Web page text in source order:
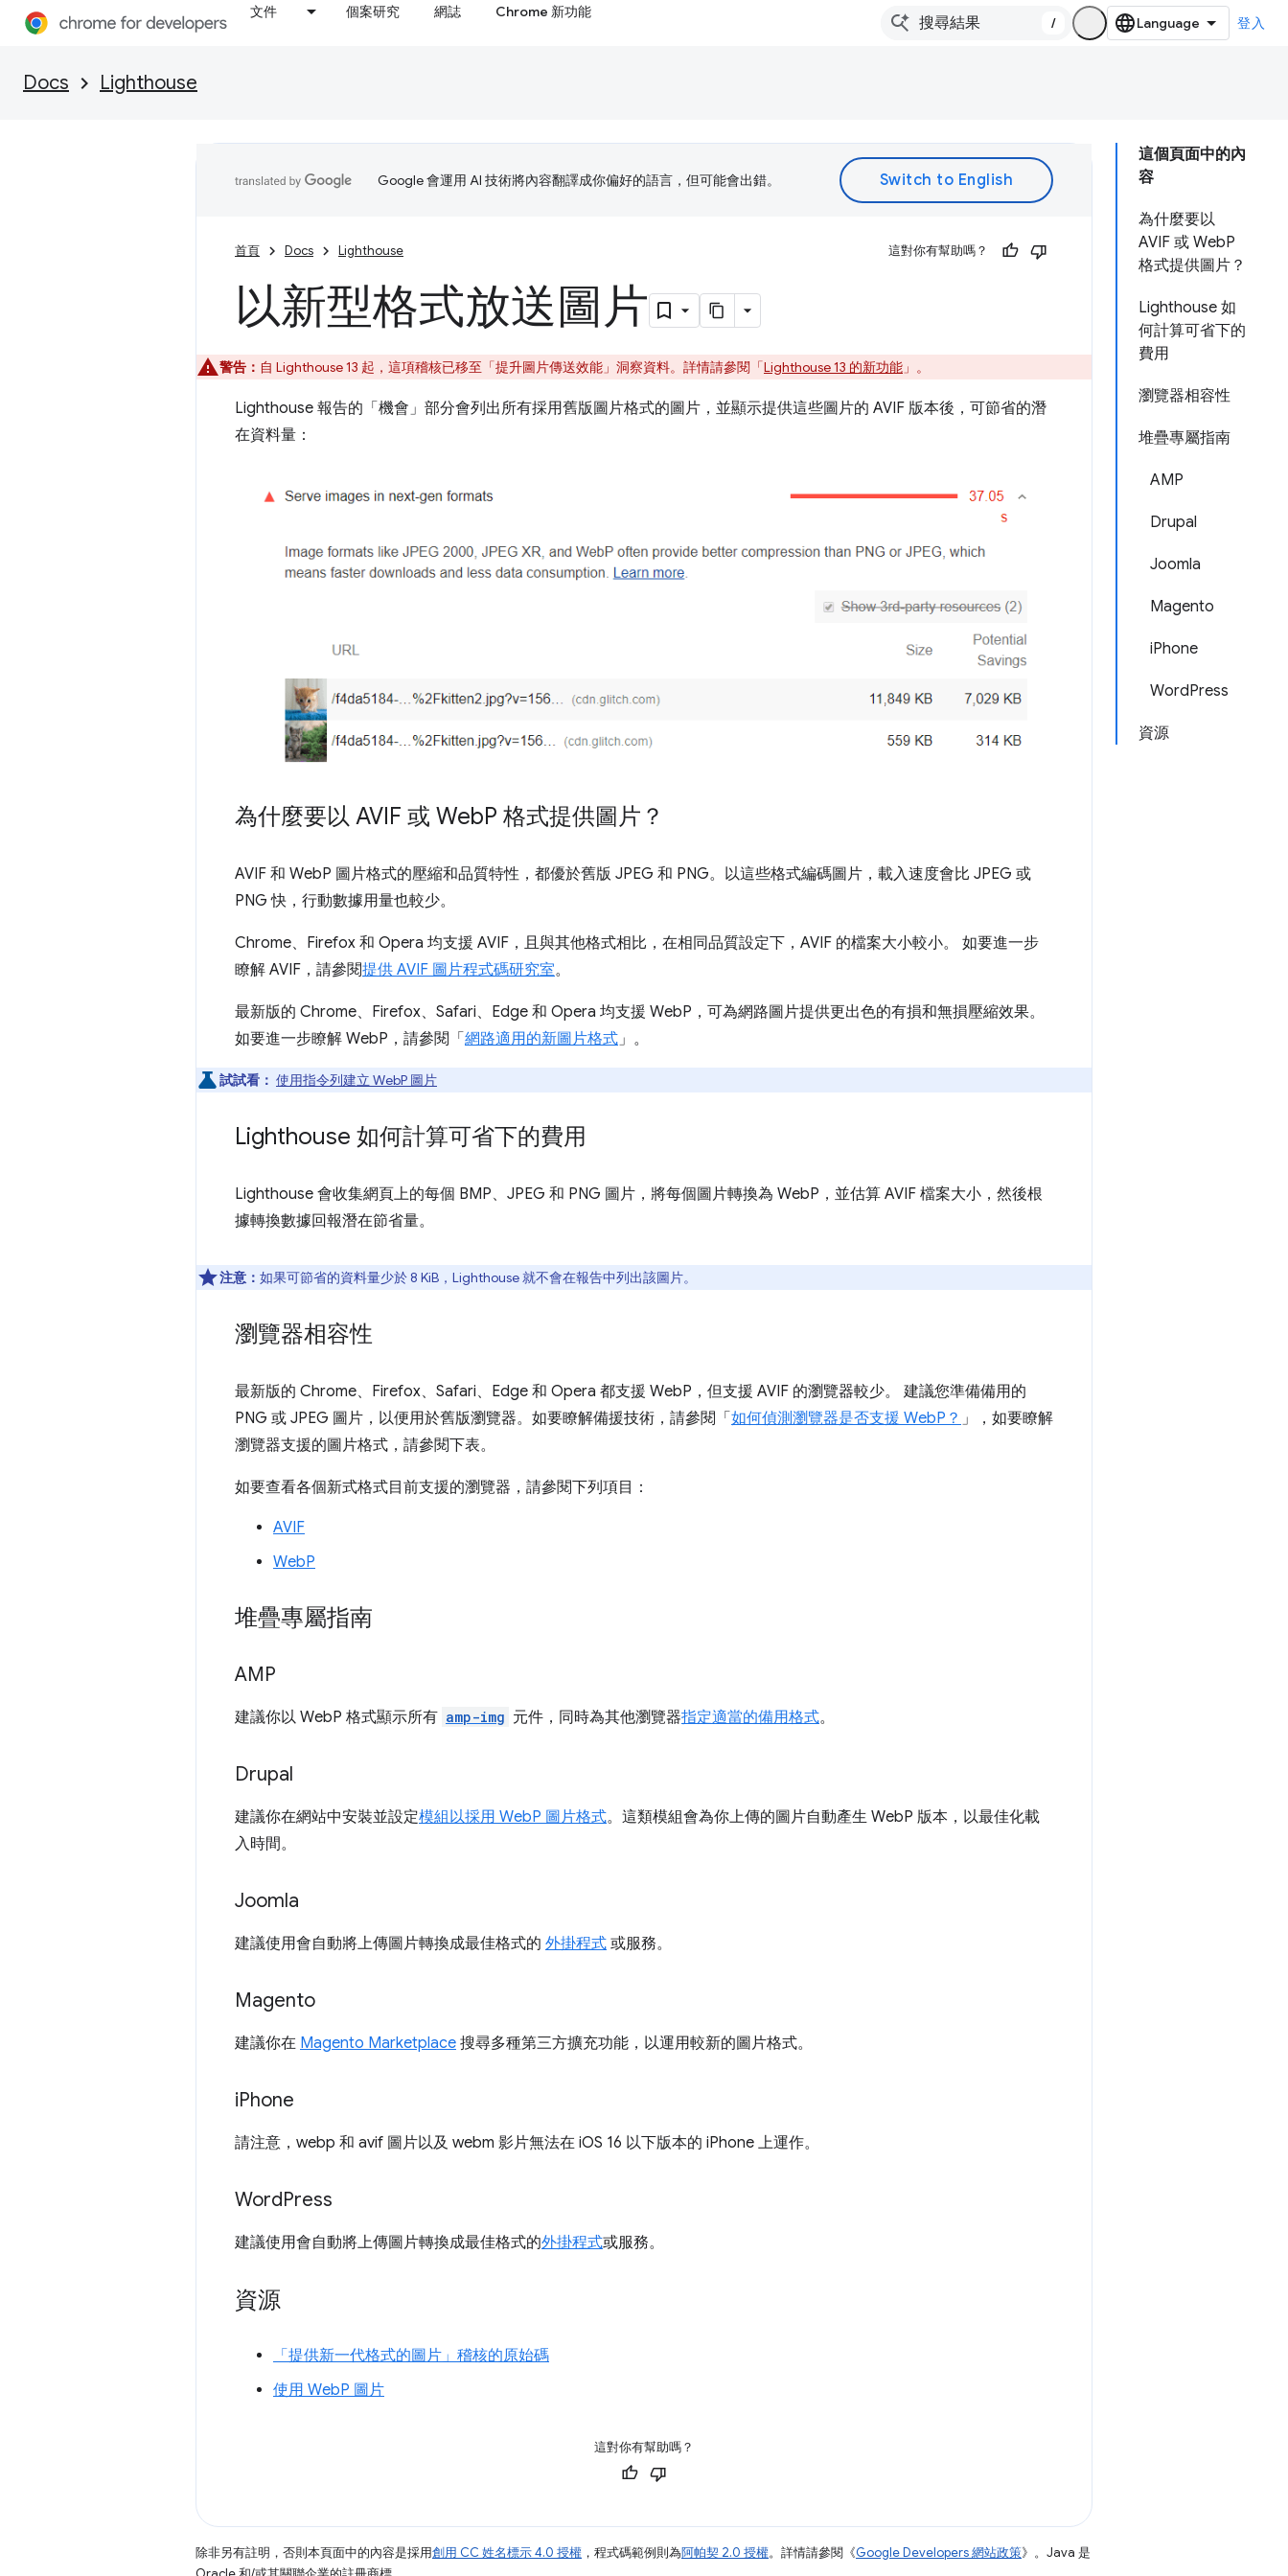
文件 個案研究 網誌 Chrome 新功能
/ 登入
Docs Lighthouse
這個頁面中的內
容
為什麼要以
AVIF 或 WebP
格式提供圖片？
Lighthouse 如
何計算可省下的
費用
瀏覽器相容性
堆疊專屬指南
AMP
Drupal
Joomla
Magento
iPhone
WordPress
資源
Google 會運用 AI 技術將內容翻譯成你偏好的語言，但可能會出錯。
首頁 Docs Lighthouse 這對你有幫助嗎？
以新型格式放送圖片
警告： 自 Lighthouse 13 起，這項稽核已移至「提升圖片傳送效能」 洞察資料。詳情請參閱「Lighthouse 13 的新功能 」。
Lighthouse 報告的「機會」部分會列出所有採用舊版圖片格式的圖片，並顯示提供這些圖片的 AVIF 版本後，可節省的潛
在資料量：
為什麼要以 AVIF 或 WebP 格式提供圖片？
AVIF 和 WebP 圖片格式的壓縮和品質特性，都優於舊版 JPEG 和 PNG。以這些格式編碼圖片，載入速度會比 JPEG 或
PNG 快，行動數據用量也較少。
Chrome、Firefox 和 Opera 均支援 AVIF，且與其他格式相比，在相同品質設定下，AVIF 的檔案大小較小。 如要進一步
瞭解 AVIF，請參閱提供 AVIF 圖片程式碼研究室。
最新版的 Chrome、Firefox、Safari、Edge 和 Opera 均支援 WebP，可為網路圖片提供更出色的有損和無損壓縮效果。
如要進一步瞭解 WebP，請參閱「 網路適用的新圖片格式」。
試試看： 使用指令列建立 WebP 圖片
Lighthouse 如何計算可省下的費用
Lighthouse 會收集網頁上的每個 BMP、JPEG 和 PNG 圖片，將每個圖片轉換為 WebP，並估算 AVIF 檔案大小，然後根
據轉換數據回報潛在節省量。
注意： 如果可節省的資料量少於 8 KiB，Lighthouse 就不會在報告中列出該圖片。
瀏覽器相容性
最新版的 Chrome、Firefox、Safari、Edge 和 Opera 都支援 WebP，但支援 AVIF 的瀏覽器較少。 建議您準備備用的
PNG 或 JPEG 圖片，以便用於舊版瀏覽器。如要瞭解備援技術，請參閱「 如何偵測瀏覽器是否支援 WebP？ 」，如要瞭解
瀏覽器支援的圖片格式，請參閱下表。
如要查看各個新式格式目前支援的瀏覽器，請參閱下列項目：
AVIF
WebP
堆疊專屬指南
AMP
建議你以 WebP 格式顯示所有 amp-img 元件，同時為其他瀏覽器指定適當的備用格式。
Drupal
建議你在網站中安裝並設定模組以採用 WebP 圖片格式。這類模組會為你上傳的圖片自動產生 WebP 版本，以最佳化載
入時間。
Joomla
建議使用會自動將上傳圖片轉換成最佳格式的 外掛程式 或服務。
Magento
建議你在 Magento Marketplace 搜尋多種第三方擴充功能，以運用較新的圖片格式。
iPhone
請注意，webp 和 avif 圖片以及 webm 影片無法在 iOS 16 以下版本的 iPhone 上運作。
WordPress
建議使用會自動將上傳圖片轉換成最佳格式的外掛程式或服務。
資源
「提供新一代格式的圖片」稽核的原始碼
使用 WebP 圖片
這對你有幫助嗎？
除非另有註明，否則本頁面中的內容是採用創用 CC 姓名標示 4.0 授權 ，程式碼範例則為阿帕契 2.0 授權。詳情請參閱《Google Developers 網站政策》。Java 是